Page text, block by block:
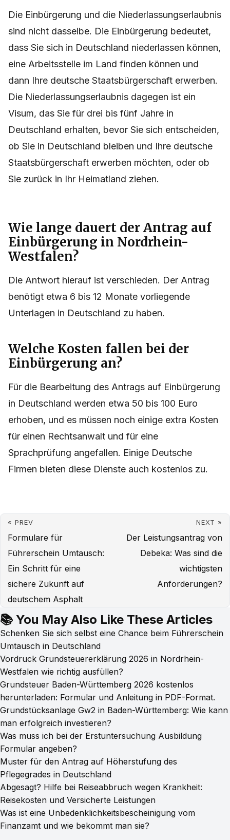
Die Einbürgerung und die Niederlassungserlaubnis
sind nicht dasselbe. Die Einbürgerung bedeutet,
dass Sie sich in Deutschland niederlassen können,
eine Arbeitsstelle im Land finden können und
dann Ihre deutsche Staatsbürgerschaft erwerben.
Die Niederlassungserlaubnis dagegen ist ein
Visum, das Sie für drei bis fünf Jahre in
Deutschland erhalten, bevor Sie sich entscheiden,
ob Sie in Deutschland bleiben und Ihre deutsche
Staatsbürgerschaft erwerben möchten, oder ob
Sie zurück in Ihr Heimatland ziehen.
Wie lange dauert der Antrag auf
Einbürgerung in Nordrhein-
Westfalen?
Die Antwort hierauf ist verschieden. Der Antrag
benötigt etwa 6 bis 12 Monate vorliegende
Unterlagen in Deutschland zu haben.
Welche Kosten fallen bei der
Einbürgerung an?
Für die Bearbeitung des Antrags auf Einbürgerung
in Deutschland werden etwa 50 bis 100 Euro
erhoben, und es müssen noch einige extra Kosten
für einen Rechtsanwalt und für eine
Sprachprüfung angefallen. Einige Deutsche
Firmen bieten diese Dienste auch kostenlos zu.
« PREV
Formulare für
Führerschein Umtausch:
Ein Schritt für eine
sichere Zukunft auf
deutschem Asphalt
NEXT »
Der Leistungsantrag von
Debeka: Was sind die
wichtigsten
Anforderungen?
📚 You May Also Like These Articles
Schenken Sie sich selbst eine Chance beim Führerschein
Umtausch in Deutschland
Vordruck Grundsteuererklärung 2026 in Nordrhein-
Westfalen wie richtig ausfüllen?
Grundsteuer Baden-Württemberg 2026 kostenlos
herunterladen: Formular und Anleitung in PDF-Format.
Grundstücksanlage Gw2 in Baden-Württemberg: Wie kann
man erfolgreich investieren?
Was muss ich bei der Erstuntersuchung Ausbildung
Formular angeben?
Muster für den Antrag auf Höherstufung des
Pflegegrades in Deutschland
Abgesagt? Hilfe bei Reiseabbruch wegen Krankheit:
Reisekosten und Versicherte Leistungen
Was ist eine Unbedenklichkeitsbescheinigung vom
Finanzamt und wie bekommt man sie?